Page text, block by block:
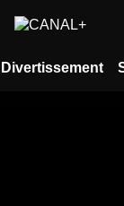
Divertissement